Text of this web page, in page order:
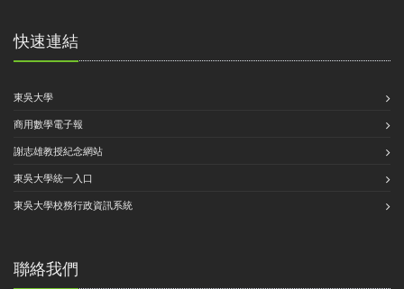
快速連結
東吳大學
商用數學電子報
謝志雄教授紀念網站
東吳大學統一入口
東吳大學校務行政資訊系統
聯絡我們